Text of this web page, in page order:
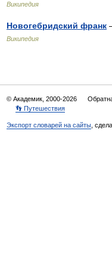
Википедия
Новогебридский франк
Википедия
© Академик, 2000-2026
👣 Путешествия
Экспорт словарей на сайты ,